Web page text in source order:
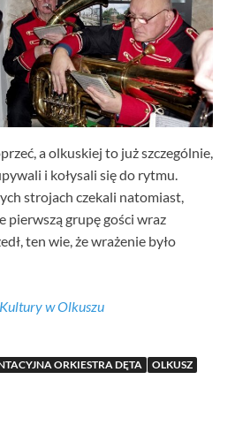
a olkuskiej to już szczególnie,
i kołysali się do rytmu.
strojach czekali natomiast,
pierwszą grupę gości wraz
ten wie, że wrażenie było
w Olkuszu
ORKIESTRA DĘTA
OLKUSZ